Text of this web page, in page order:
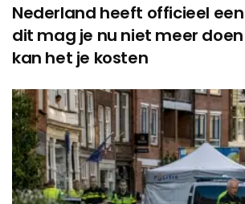
Nederland heeft officieel
dit mag je nu niet meer
kan het je kosten